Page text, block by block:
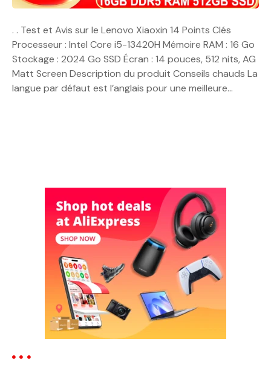
. . Test et Avis sur le Lenovo Xiaoxin 14 Points Clés
Processeur : Intel Core i5-13420H Mémoire RAM : 16 Go
Stockage : 2024 Go SSD Écran : 14 pouces, 512 nits, AG
Matt Screen Description du produit Conseils chauds La
langue par défaut est l’anglais pour une meilleure…
o